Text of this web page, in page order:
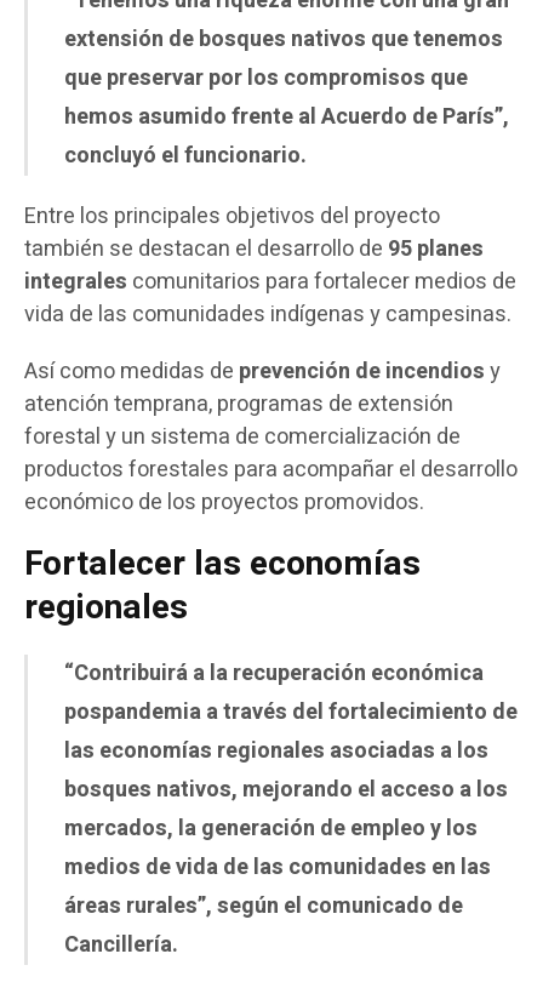
extensión de bosques nativos que tenemos
que preservar por los compromisos que
hemos asumido frente al Acuerdo de París”,
concluyó el funcionario.
Entre los principales objetivos del proyecto
también se destacan el desarrollo de 95 planes
integrales comunitarios para fortalecer medios de
vida de las comunidades indígenas y campesinas.
Así como medidas de prevención de incendiosy
atención temprana, programas de extensión
forestal y un sistema de comercialización de
productos forestales para acompañar el desarrollo
económico de los proyectos promovidos.
Fortalecer las economías
regionales
“Contribuirá a la recuperación económica
pospandemia a través del fortalecimiento de
las economías regionales asociadas a los
bosques nativos, mejorando el acceso a los
mercados, la generación de empleo y los
medios de vida de las comunidades en las
áreas rurales”, según el comunicado de
Cancillería.